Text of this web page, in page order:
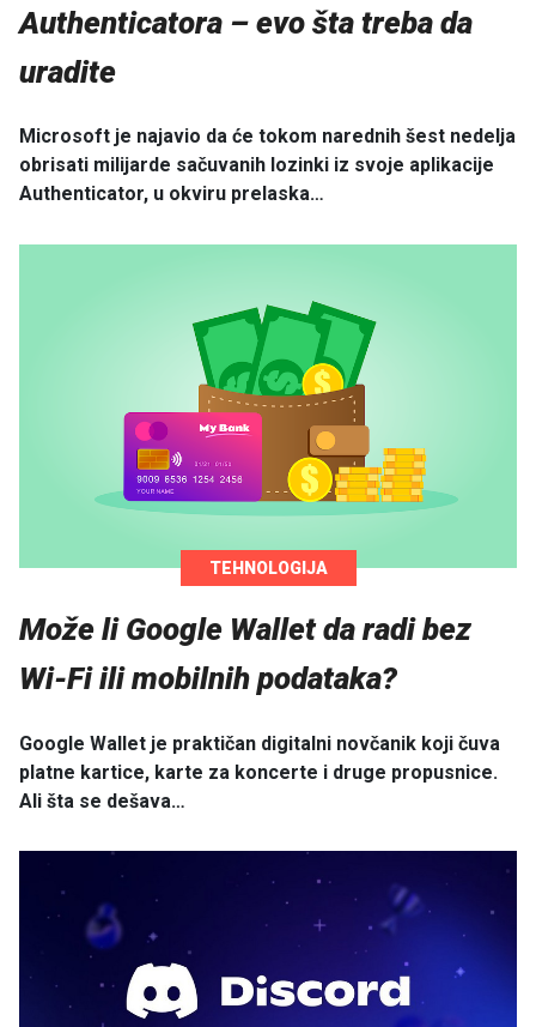
Authenticatora – evo šta treba da
uradite
Microsoft je najavio da će tokom narednih šest nedelja
obrisati milijarde sačuvanih lozinki iz svoje aplikacije
Authenticator, u okviru prelaska…
TEHNOLOGIJA
Može li Google Wallet da radi bez
Wi-Fi ili mobilnih podataka?
Google Wallet je praktičan digitalni novčanik koji čuva
platne kartice, karte za koncerte i druge propusnice.
Ali šta se dešava…